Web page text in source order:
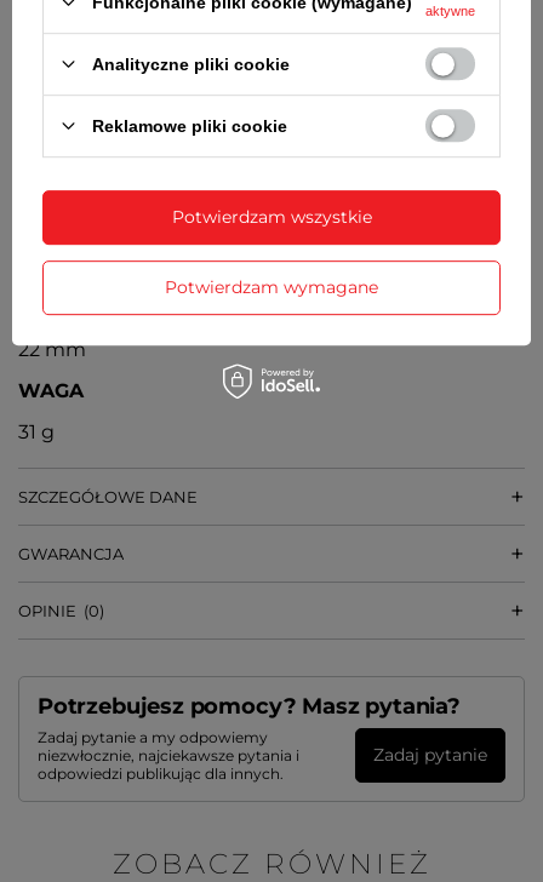
konieczności wymiany baterii - 3 lata
MECHANIZM
Miyota
ŚREDNICA KOPERTY
40 mm
GRUBOŚĆ KOPERTY
10 mm
SZEROKOŚĆ PASKA PRZY KOPERCIE
22 mm
WAGA
31 g
SZCZEGÓŁOWE DANE
GWARANCJA
OPINIE (0)
Potrzebujesz pomocy? Masz pytania?
Zadaj pytanie a my odpowiemy
niezwłocznie, najciekawsze pytania i
odpowiedzi publikując dla innych.
Zadaj pytanie
ZOBACZ RÓWNIEŻ
aktywne
Analityczne pliki cookie
Reklamowe pliki cookie
Potwierdzam wymagane
Potwierdzam wszystkie